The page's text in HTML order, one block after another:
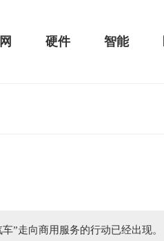
硬件 智能
”走向商用服务的行动已经出现。